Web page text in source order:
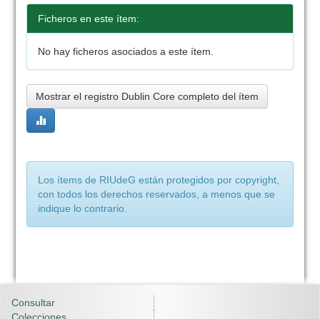
Ficheros en este ítem:
No hay ficheros asociados a este ítem.
Mostrar el registro Dublin Core completo del ítem
Los ítems de RIUdeG están protegidos por copyright,
con todos los derechos reservados, a menos que se
indique lo contrario.
Consultar